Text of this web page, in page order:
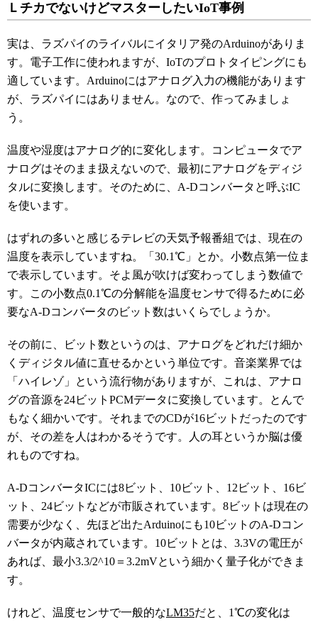
ＬチカでないけどマスターしたいIoT事例
実は、ラズパイのライバルにイタリア発のArduinoがありま
す。電子工作に使われますが、IoTのプロトタイピングにも
適しています。Arduinoにはアナログ入力の機能があります
が、ラズパイにはありません。なので、作ってみましょ
う。
温度や湿度はアナログ的に変化します。コンピュータでア
ナログはそのまま扱えないので、最初にアナログをディジ
タルに変換します。そのために、A-Dコンバータと呼ぶIC
を使います。
はずれの多いと感じるテレビの天気予報番組では、現在の
温度を表示していますね。「30.1℃」とか。小数点第一位ま
で表示しています。そよ風が吹けば変わってしまう数値で
す。この小数点0.1℃の分解能を温度センサで得るために必
要なA-Dコンバータのビット数はいくらでしょうか。
その前に、ビット数というのは、アナログをどれだけ細か
くディジタル値に直せるかという単位です。音楽業界では
「ハイレゾ」という流行物がありますが、これは、アナロ
グの音源を24ビットPCMデータに変換しています。とんで
もなく細かいです。それまでのCDが16ビットだったのです
が、その差を人はわかるそうです。人の耳というか脳は優
れものですね。
A-DコンバータICには8ビット、10ビット、12ビット、16ビ
ット、24ビットなどが市販されています。8ビットは現在の
需要が少なく、先ほど出たArduinoにも10ビットのA-Dコン
バータが内蔵されています。10ビットとは、3.3Vの電圧が
あれば、最小3.3/2^10＝3.2mVという細かく量子化ができま
す。
けれど、温度センサで一般的なLM35だと、1℃の変化は